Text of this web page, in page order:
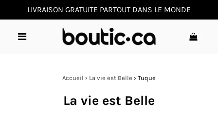
LIVRAISON GRATUITE PARTOUT DANS LE MONDE
Accueil › La vie est Belle › Tuque
La vie est Belle